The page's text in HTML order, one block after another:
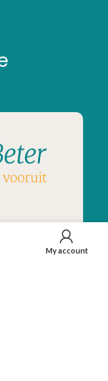
de
My account